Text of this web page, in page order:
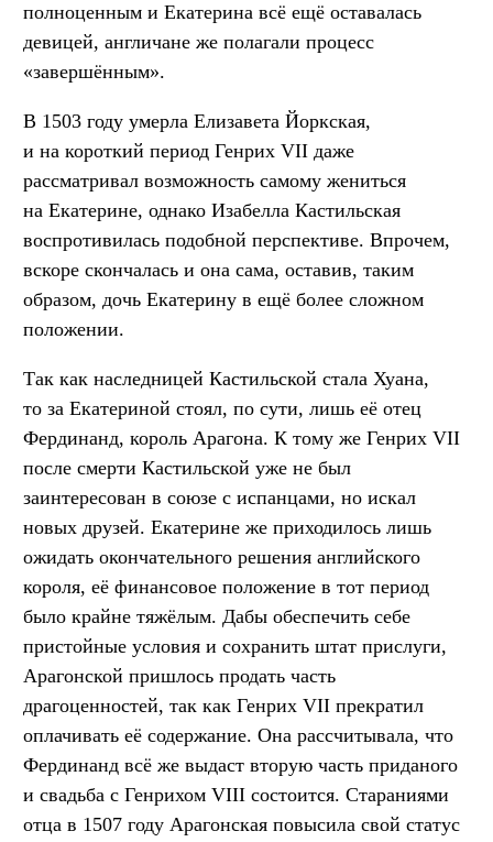
полноценным и Екатерина всё ещё оставалась
девицей, англичане же полагали процесс
«завершённым».
В 1503 году умерла Елизавета Йоркская,
и на короткий период Генрих VII даже
рассматривал возможность самому жениться
на Екатерине, однако Изабелла Кастильская
воспротивилась подобной перспективе. Впрочем,
вскоре скончалась и она сама, оставив, таким
образом, дочь Екатерину в ещё более сложном
положении.
Так как наследницей Кастильской стала Хуана,
то за Екатериной стоял, по сути, лишь её отец
Фердинанд, король Арагона. К тому же Генрих VII
после смерти Кастильской уже не был
заинтересован в союзе с испанцами, но искал
новых друзей. Екатерине же приходилось лишь
ожидать окончательного решения английского
короля, её финансовое положение в тот период
было крайне тяжёлым. Дабы обеспечить себе
пристойные условия и сохранить штат прислуги,
Арагонской пришлось продать часть
драгоценностей, так как Генрих VII прекратил
оплачивать её содержание. Она рассчитывала, что
Фердинанд всё же выдаст вторую часть приданого
и свадьба с Генрихом VIII состоится. Стараниями
отца в 1507 году Арагонская повысила свой статус